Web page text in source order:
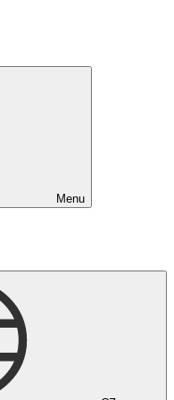
Menu